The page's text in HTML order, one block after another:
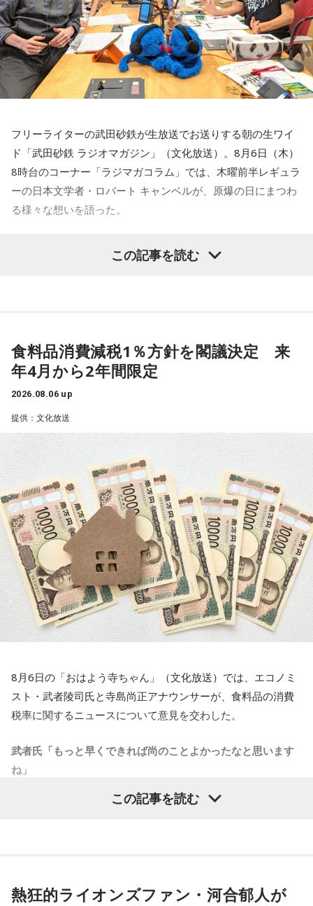
フリーライターの武田砂鉄が生放送でお送りする朝の生ワイ
ド「武田砂鉄 ラジオマガジン」（文化放送）。8月6日（木）
8時台のコーナー「ラジマガコラム」では、木曜前半レギュラ
ーの日本文学者・ロバート キャンベルが、原爆の日にまつわ
る様々な想いを語った。
行われていまして、ちょうど今高市総理が就任後、初めての
れが、これから堅持をするのか、それがどういうことなのか
という言及が
なかったようです」
武田砂鉄「はい」
キャンベル「8時15分に1分間の黙祷がありました。この黙祷
の、日本や世界における歴史を振り返ってみると、実は日本
には独自のあり方というものがありまして。
私たちは『1分』という時間が、わりと共有されているわけで
すけれども、世界では、例えば私が育ったアメリカでは
『Moment of Silence』というふうに言われていて、時間が
決められていないんです。30秒だったり40秒だったりという
ことですし、その『Moment of Silence』は実は『Moment
of Prayer』、祈りの瞬間と
いうところから発展しているということがあります。
リッツクリークが
始まった時に、イギリスでは毎晩9時に1分間の『Moment of
Prayer』という
が平和を、勝利を、そして亡くなった人たちのその慰霊とい
うことを考えるということがずっと戦時中続いていたわけで
今もウクライナで、私は先月、現地で毎日体験しましたけれ
武田「毎日ですか！」
この記事を読む
食料品消費減税1％方針を閣議決定 来
年4月から2年間限定
2026.08.06 up
提供：文化放送
8月6日の「おはよう寺ちゃん」（文化放送）では、エコノミ
スト・武者陵司氏と寺島尚正アナウンサーが、食料品の消費
税率に関するニュースについて意見を交わした。
武者氏「もっと早くできれば尚のことよかったなと思います
ね」
政府は5日の臨時閣議で、食料品の消費税率を来年4月から2
中低所得者の支援や物価高対策を目的とする。秋の臨時国会
この記事を読む
熱狂的ライオンズファン・河合郁人が